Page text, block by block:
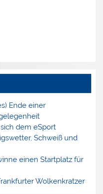
Ende einer
dem eSport
Schweiß und
einen Startplatz für
Wolkenkratzer